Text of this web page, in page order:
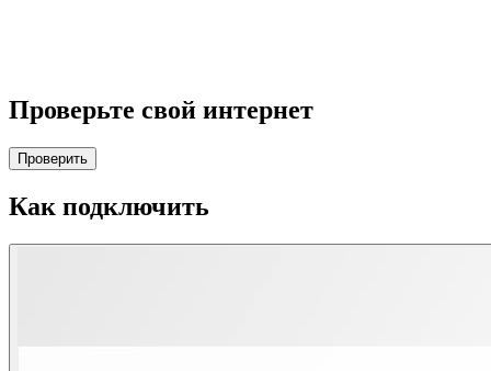
Проверьте свой интернет
Проверить
Как подключить